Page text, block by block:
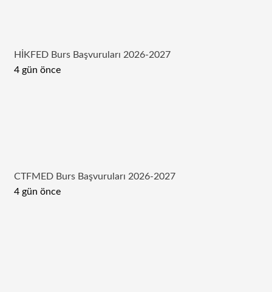
HİKFED Burs Başvuruları 2026-2027
4 gün önce
CTFMED Burs Başvuruları 2026-2027
4 gün önce